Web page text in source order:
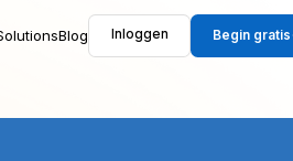
Blog Inloggen Begin gratis